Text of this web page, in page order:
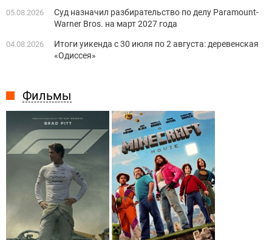
Фильмы
05.08.2026
Суд назначил разбирательство по делу Paramount-
Warner Bros. на март 2027 года
04.08.2026
Итоги уикенда с 30 июля по 2 августа: деревенская
«Одиссея»